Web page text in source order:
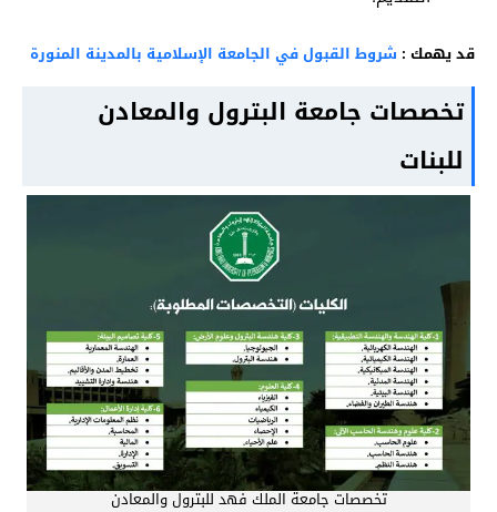
قد يهمك : شروط القبول في الجامعة الإسلامية بالمدينة المنورة
تخصصات جامعة البترول والمعادن
للبنات
تخصصات جامعة الملك فهد للبترول والمعادن